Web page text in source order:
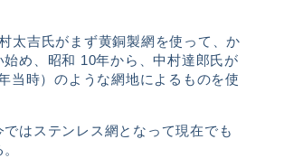
太吉氏がまず黄銅製網を使って、か
め、昭和 10年から、中村達郎氏が
当時）のような網地によるものを使
ではステンレス網となって現在でも